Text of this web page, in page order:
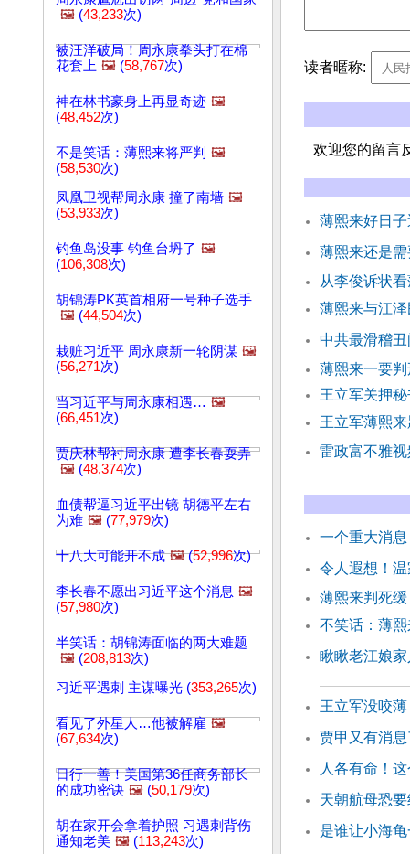
🖼️ (43,233次)
被汪洋破局！周永康拳头打在棉
花套上 🖼️ (58,767次)
神在林书豪身上再显奇迹 🖼️
(48,452次)
不是笑话：薄熙来将严判 🖼️
(58,530次)
凤凰卫视帮周永康 撞了南墙 🖼️
(53,933次)
钓鱼岛没事 钓鱼台坍了 🖼️
(106,308次)
胡锦涛PK英首相府一号种子选手
🖼️ (44,504次)
栽赃习近平 周永康新一轮阴谋 🖼️
(56,271次)
当习近平与周永康相遇… 🖼️
(66,451次)
贾庆林帮衬周永康 遭李长春耍弄
🖼️ (48,374次)
血债帮逼习近平出镜 胡德平左右
为难 🖼️ (77,979次)
十八大可能开不成 🖼️(52,996次)
李长春不愿出习近平这个消息 🖼️
(57,980次)
半笑话：胡锦涛面临的两大难题
🖼️ (208,813次)
习近平遇刺 主谋曝光 (353,265次)
看见了外星人…他被解雇 🖼️
(67,634次)
日行一善！美国第36任商务部长
的成功密诀 🖼️ (50,179次)
胡在家开会拿着护照 习遇刺背伤
通知老美 🖼️ (113,243次)
读者暱称:
欢迎您的留言
薄熙来好日子
薄熙来还是
从李俊诉状
薄熙来与江
中共最滑稽
薄熙来一要
王立军关押
王立军薄熙
雷政富不雅
一个重大消
令人遐想！
薄熙来判死缓
不笑话：薄
瞅瞅老江娘
王立军没咬
贾甲又有消
人各有命！
天朝航母恐
是谁让小海